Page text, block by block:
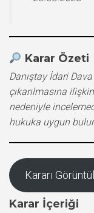
Karar Özeti
Danıştay İdari
çıkarılmasına
nedeniyle
hukuka uygun
Kararı
Karar İçeriği